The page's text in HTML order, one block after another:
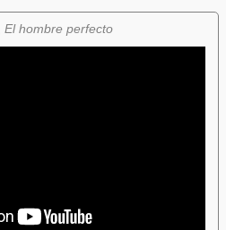
El hombre perfecto